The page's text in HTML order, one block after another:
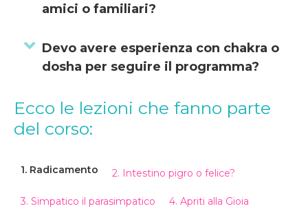
amici o familiari?
Espandi
Devo avere esperienza con chakra o
dosha per seguire il programma?
Ecco le lezioni che fanno parte
del corso:
1. Radicamento 2. Intestino pigro o felice?
3. Simpatico il parasimpatico 4. Apriti alla Gioia